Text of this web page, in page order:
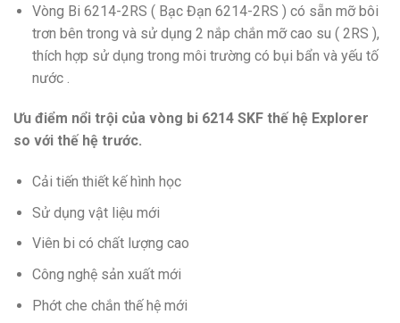
Vòng Bi 6214-2RS ( Bạc Đạn 6214-2RS ) có sẵn mỡ bôi
trơn bên trong và sử dụng 2 nắp chắn mỡ cao su ( 2RS ),
thích hợp sử dụng trong môi trường có bụi bẩn và yếu tố
nước .
Ưu điểm nổi trội của vòng bi 6214 SKF thế hệ Explorer
so với thế hệ trước.
Cải tiến thiết kế hình học
Sử dụng vật liệu mới
Viên bi có chất lượng cao
Công nghệ sản xuất mới
Phớt che chắn thế hệ mới